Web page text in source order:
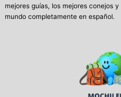
mejores guías, los mejores conejos
mundo completamente en español.